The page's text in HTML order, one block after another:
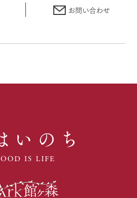
お問い合わせ
いのち
IS LIFE